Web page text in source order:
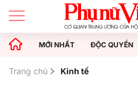
MỚI NHẤT ĐỘC QUYỀN
Trang chủ Kinh tế